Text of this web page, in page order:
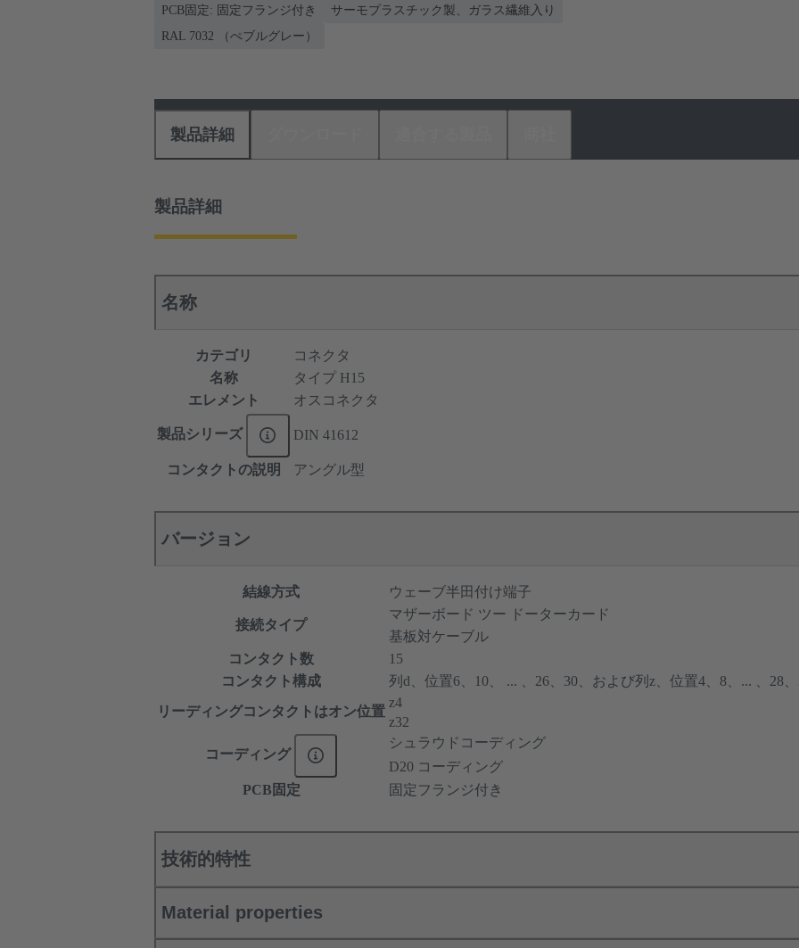
PCB固定: 固定フランジ付き
サーモプラスチック製、ガラス繊維入り
RAL 7032 （ぺブルグレー）
製品詳細
製品詳細
名称
カテゴリ
コネクタ
名称
タイプ H15
エレメント
オスコネクタ
製品シリーズ DIN 41612
コンタクトの説明 アングル型
バージョン
結線方式 ウェーブ半田付け端子
接続タイプ
マザーボード ツー ドーターカード
基板対ケーブル
コンタクト数
15
コンタクト構成
列d、位置6、10、 ... 、26、30、および列z、位置4、8、... 、28
リーディングコンタクトはオン位置
z4
z32
コーディング
シュラウドコーディング
D20 コーディング
PCB固定
固定フランジ付き
技術的特性
Material properties